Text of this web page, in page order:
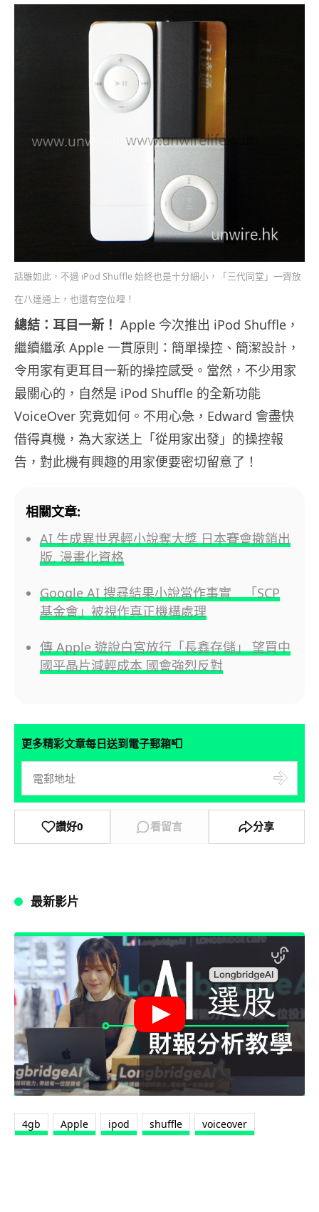
話雖如此，不過 iPod Shuffle 始終也是十分細小，「三代同堂」一齊放
在八達通上，也還有空位哩！
總結：耳目一新！ Apple 今次推出 iPod Shuffle，
繼續繼承 Apple 一貫原則：簡單操控、簡潔設計，
令用家有更耳目一新的操控感受。當然，不少用家
最關心的，自然是 iPod Shuffle 的全新功能
VoiceOver 究竟如何。不用心急，Edward 會盡快
借得真機，為大家送上「從用家出發」的操控報
告，對此機有興趣的用家便要密切留意了！
相關文章:
AI 生成異世界輕小說奪大獎 日本賽會撤銷出
版, 漫畫化資格
Google AI 搜尋結果小說當作事實 「SCP
基金會」被視作真正機構處理
傳 Apple 遊說白宮放行「長鑫存儲」 望買中
國平晶片減輕成本 國會強烈反對
更多精彩文章每日送到電子郵箱📮
讚好0 看留言 分享
最新影片
4gb Apple ipod shuffle voiceover